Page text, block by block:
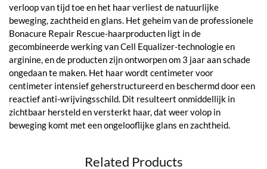
verloop van tijd toe en het haar verliest de natuurlijke
beweging, zachtheid en glans. Het geheim van de professionele
Bonacure Repair Rescue-haarproducten ligt in de
gecombineerde werking van Cell Equalizer-technologie en
arginine, en de producten zijn ontworpen om 3 jaar aan schade
ongedaan te maken. Het haar wordt centimeter voor
centimeter intensief geherstructureerd en beschermd door een
reactief anti-wrijvingsschild. Dit resulteert onmiddellijk in
zichtbaar hersteld en versterkt haar, dat weer volop in
beweging komt met een ongelooflijke glans en zachtheid.
Related Products